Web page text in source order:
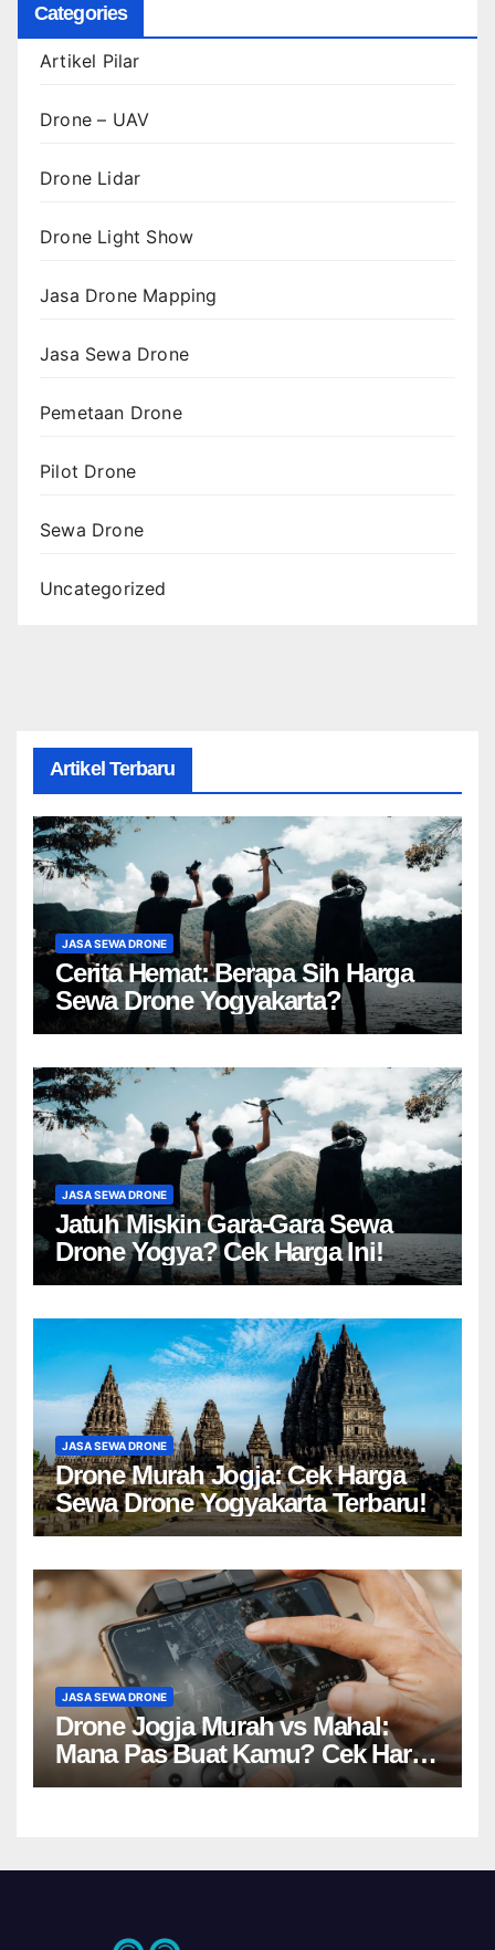
Categories
Artikel Pilar
Drone – UAV
Drone Lidar
Drone Light Show
Jasa Drone Mapping
Jasa Sewa Drone
Pemetaan Drone
Pilot Drone
Sewa Drone
Uncategorized
Artikel Terbaru
JASA SEWA DRONE
Cerita Hemat: Berapa Sih Harga
Sewa Drone Yogyakarta?
JASA SEWA DRONE
Jatuh Miskin Gara-Gara Sewa
Drone Yogya? Cek Harga Ini!
JASA SEWA DRONE
Drone Murah Jogja: Cek Harga
Sewa Drone Yogyakarta Terbaru!
JASA SEWA DRONE
Drone Jogja Murah vs Mahal:
Mana Pas Buat Kamu? Cek Harga
Sewa Drone Yogyakarta!